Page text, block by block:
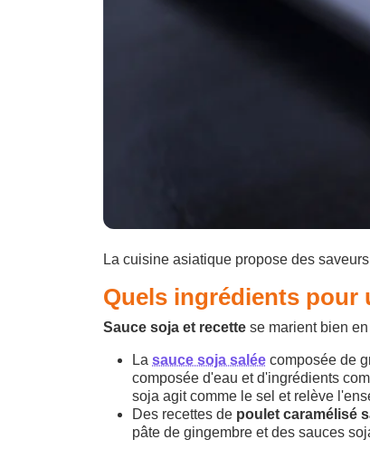
La cuisine asiatique propose des
Quels ingrédients pour
Sauce soja et recette se marient bien
La sauce soja salée composée de
composée d'eau et d'ingrédients
soja agit comme le sel et relève
Des recettes de poulet caramélisé
pâte de gingembre et des sauces